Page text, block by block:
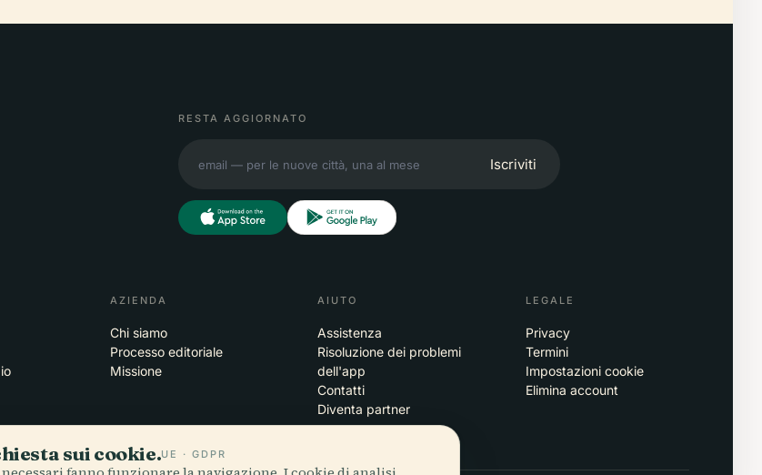
RESTA AGGIORNATO
Iscriviti
AZIENDA
Chi siamo
Processo editoriale
Missione
AIUTO
Assistenza
Risoluzione dei problemi
dell'app
Contatti
Diventa partner
LEGALE
Privacy
Termini
Impostazioni cookie
Elimina account
sui cookie.UE · GDPR